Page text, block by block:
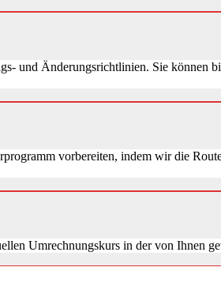
und Änderungsrichtlinien. Sie können
vorbereiten, indem wir die
Umrechnungskurs in der von Ihnen